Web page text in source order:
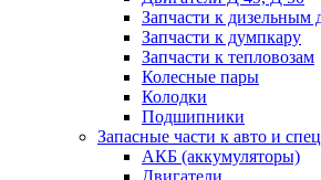
Запчасти к дизельным
Запчасти к думпкару
Запчасти к тепловозам
Колесные пары
Колодки
Подшипники
Запасные части к авто и
АКБ (аккумуляторы)
Двигатели